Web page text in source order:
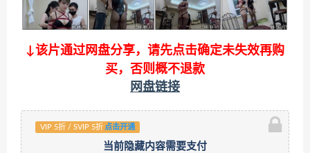
↓该片通过网盘分享，请先点击确定未失效再购
买，否则概不退款
网盘链接
VIP 5折 / SVIP 5折 点击开通
当前隐藏内容需要支付